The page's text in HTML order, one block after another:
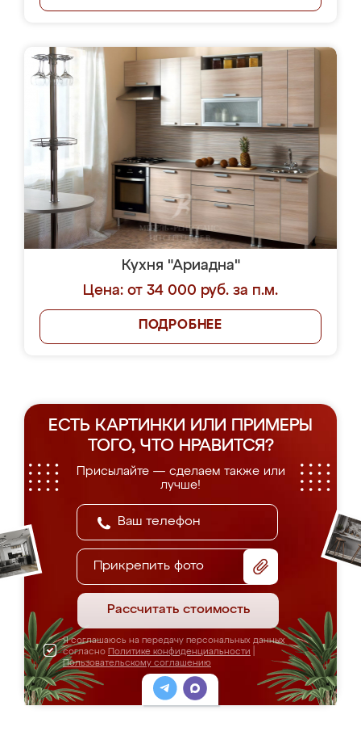
Кухня "Ариадна"
Цена: от 34 000 руб. за п.м.
ПОДРОБНЕЕ
ЕСТЬ КАРТИНКИ ИЛИ ПРИМЕРЫ
ТОГО, ЧТО НРАВИТСЯ?
Присылайте — сделаем также или
лучше!
Прикрепить фото
Рассчитать стоимость
Я соглашаюсь на передачу персональных данных
согласно Политике конфиденциальности
Пользовательскому соглашению